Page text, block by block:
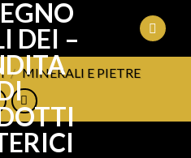
/ MINERALI E PIETRE